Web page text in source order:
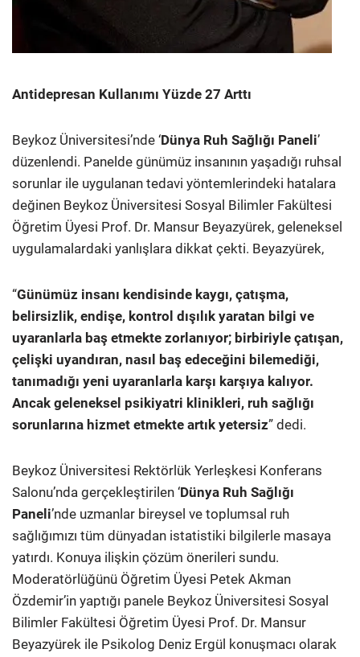
Antidepresan Kullanımı Yüzde 27 Arttı
Beykoz Üniversitesi’nde ‘Dünya Ruh Sağlığı Paneli’
düzenlendi. Panelde günümüz insanının yaşadığı ruhsal
sorunlar ile uygulanan tedavi yöntemlerindeki hatalara
değinen Beykoz Üniversitesi Sosyal Bilimler Fakültesi
Öğretim Üyesi Prof. Dr. Mansur Beyazyürek, geleneksel
uygulamalardaki yanlışlara dikkat çekti. Beyazyürek,
“Günümüz insanı kendisinde kaygı, çatışma,
belirsizlik, endişe, kontrol dışılık yaratan bilgi ve
uyaranlarla baş etmekte zorlanıyor; birbiriyle çatışan,
çelişki uyandıran, nasıl baş edeceğini bilemediği,
tanımadığı yeni uyaranlarla karşı karşıya kalıyor.
Ancak geleneksel psikiyatri klinikleri, ruh sağlığı
sorunlarına hizmet etmekte artık yetersiz” dedi.
Beykoz Üniversitesi Rektörlük Yerleşkesi Konferans
Salonu’nda gerçekleştirilen ‘Dünya Ruh Sağlığı
Paneli’nde uzmanlar bireysel ve toplumsal ruh
sağlığımızı tüm dünyadan istatistiki bilgilerle masaya
yatırdı. Konuya ilişkin çözüm önerileri sundu.
Moderatörlüğünü Öğretim Üyesi Petek Akman
Özdemir’in yaptığı panele Beykoz Üniversitesi Sosyal
Bilimler Fakültesi Öğretim Üyesi Prof. Dr. Mansur
Beyazyürek ile Psikolog Deniz Ergül konuşmacı olarak